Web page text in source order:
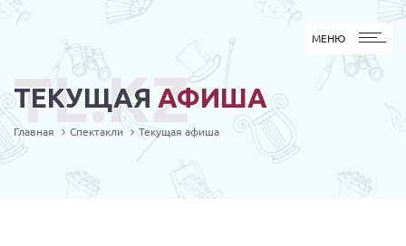
МЕНЮ
МЕНЮ
ТЕКУЩАЯ АФИША
TL.KZ
Главная Спектакли Текущая афиша